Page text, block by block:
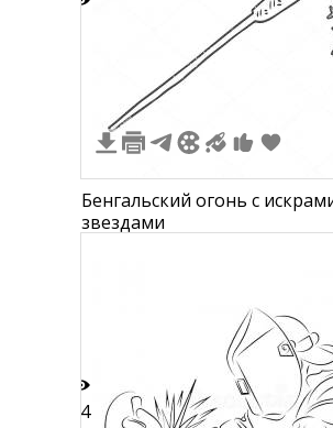
Бенгальский огонь с
звездами
24